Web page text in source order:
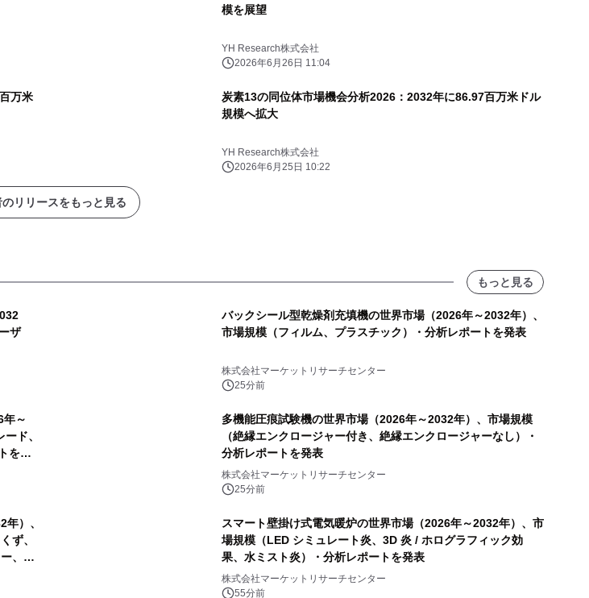
模を展望
YH Research株式会社
2026年6月26日 11:04
万米
炭素13の同位体市場機会分析2026：2032年に86.97百万米ドル
規模へ拡大
YH Research株式会社
2026年6月25日 10:22
リリースをもっと見る
もっと見る
ザ
バックシール型乾燥剤充填機の世界市場（2026年～2032年）、
市場規模（フィルム、プラスチック）・分析レポートを発表
株式会社マーケットリサーチセンター
25分前
年～
ド、
を発
多機能圧痕試験機の世界市場（2026年～2032年）、市場規模
（絶縁エンクロージャー付き、絶縁エンクロージャーなし）・
分析レポートを発表
株式会社マーケットリサーチセンター
25分前
）、
ず、
、混
スマート壁掛け式電気暖炉の世界市場（2026年～2032年）、市
場規模（LED シミュレート炎、3D 炎 / ホログラフィック効
果、水ミスト炎）・分析レポートを発表
株式会社マーケットリサーチセンター
55分前